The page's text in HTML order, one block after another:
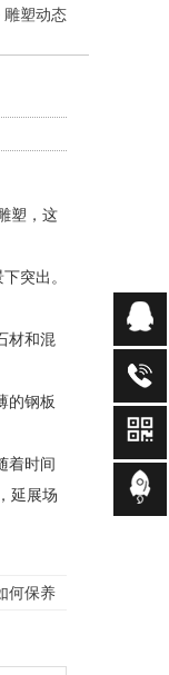
雕塑动态
塑，这
突出。
材和混
的钢板
着时间
延展场
何保养